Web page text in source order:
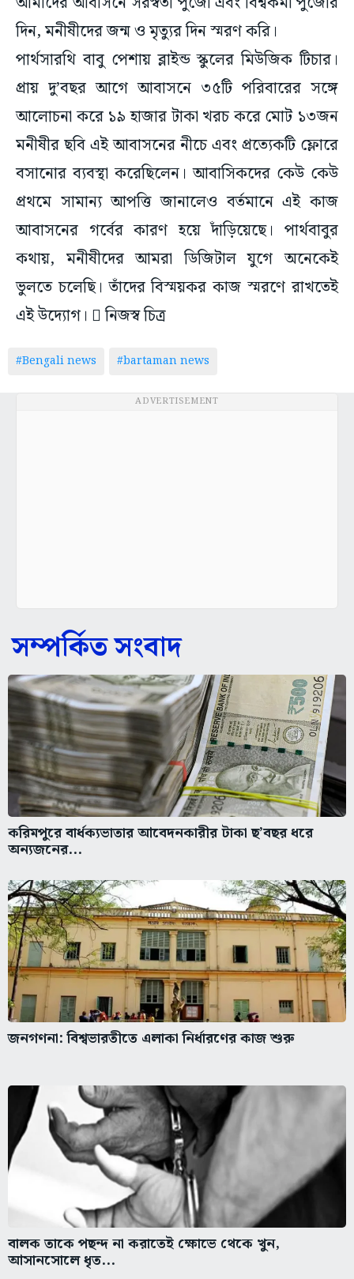
দিন, মনীষীদের জন্ম ও মৃত্যুর দিন স্মরণ করি।
পার্থসারথি বাবু পেশায় ব্লাইন্ড স্কুলের মিউজিক টিচার।
প্রায় দু’বছর আগে আবাসনে ৩৫টি পরিবারের সঙ্গে
আলোচনা করে ১৯ হাজার টাকা খরচ করে মোট ১৩জন
মনীষীর ছবি এই আবাসনের নীচে এবং প্রত্যেকটি ফ্লোরে
বসানোর ব্যবস্থা করেছিলেন। আবাসিকদের কেউ কেউ
প্রথমে সামান্য আপত্তি জানালেও বর্তমানে এই কাজ
আবাসনের গর্বের কারণ হয়ে দাঁড়িয়েছে। পার্থবাবুর
কথায়, মনীষীদের আমরা ডিজিটাল যুগে অনেকেই
ভুলতে চলেছি। তাঁদের বিস্ময়কর কাজ স্মরণে রাখতেই
এই উদ্যোগ।  নিজস্ব চিত্র
#Bengali news #bartaman news
ADVERTISEMENT
সম্পর্কিত সংবাদ
করিমপুরে বার্ধক্যভাতার আবেদনকারীর টাকা ছ’বছর ধরে
অন্যজনের...
জনগণনা: বিশ্বভারতীতে এলাকা নির্ধারণের কাজ শুরু
বালক তাকে পছন্দ না করাতেই ক্ষোভে থেকে খুন,
আসানসোলে ধৃত...